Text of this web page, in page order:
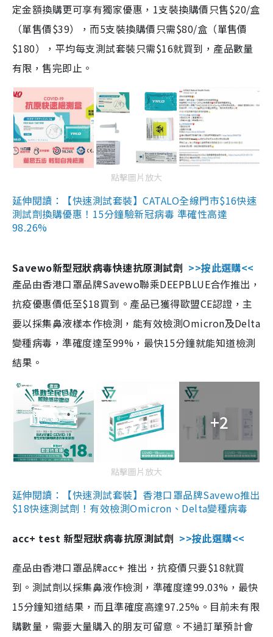
定金額換購更可享有獨家優惠，1支裝換購價只售$20/盒
（單售價$39），而5支裝換購價只需$80/盒（單售價
$180），平均每支測試套裝只需$16就買到，產品數量
有限，售完即止。
點擊圖片放大
延伸閱讀：【快速測試套裝】CATALO全線門市$16快速
測試劑換購優惠！15分鐘驗新冠病毒 準確性高達
98.26%
Savewo新型冠狀病毒快速抗原測試劑 >>按此選購<<
產品由香港口罩品牌Savewo聯乘DEEPBLUE合作推出，
抗疫優惠價低至$18買到。產品已獲得歐盟CE認證，主
要以採集鼻液樣本作檢測，能有效檢測Omicron及Delta
變種病毒，準確度達至99%，最快15分鐘就能知道檢測
結果。
+2
點擊圖片放大
延伸閱讀：【快速測試套裝】香港口罩品牌Savewo推出
$18快速測試劑！有效檢測Omicron、Delta變種病毒
acc+ test 新型冠狀病毒抗原測試劑 >>按此選購<<
產品由香港口罩品牌acc+ 推出，抗疫價只要$18就買
到。測試劑以採集鼻液作檢測，準確度達99.03%，最快
15分鐘知道結果，而且準確度高達97.25%。目前未有限
購數量，需要大量購入的朋友可留意。不過訂單預計會